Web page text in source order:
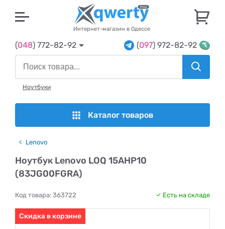
Интернет-магазин в Одессе
(048) 772-82-92 (097) 972-82-92
Ноутбуки
Каталог товаров
Lenovo
Ноутбук Lenovo LOQ 15AHP10
(83JG00FGRA)
Код товара: 363722 Есть на складе
Скидка в корзине